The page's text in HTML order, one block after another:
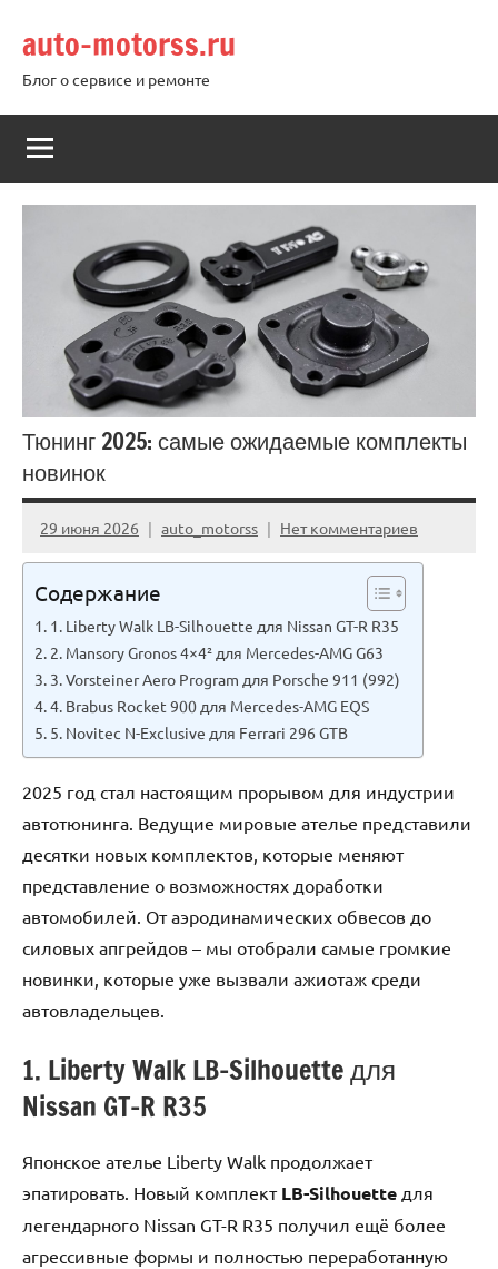
содержимому
auto-motorss.ru
Блог о сервисе и ремонте
Тюнинг 2025: самые ожидаемые комплекты
новинок
29 июня 2026 auto_motorss Нет комментариев
Содержание
1. Liberty Walk LB-Silhouette для Nissan GT-R R35
2. Mansory Gronos 4×4² для Mercedes-AMG G63
3. Vorsteiner Aero Program для Porsche 911 (992)
4. Brabus Rocket 900 для Mercedes-AMG EQS
5. Novitec N-Exclusive для Ferrari 296 GTB
2025 год стал настоящим прорывом для индустрии
автотюнинга. Ведущие мировые ателье представили
десятки новых комплектов, которые меняют
представление о возможностях доработки
автомобилей. От аэродинамических обвесов до
силовых апгрейдов – мы отобрали самые громкие
новинки, которые уже вызвали ажиотаж среди
автовладельцев.
1. Liberty Walk LB-Silhouette для
Nissan GT-R R35
Японское ателье Liberty Walk продолжает
эпатировать. Новый комплект LB-Silhouette для
легендарного Nissan GT-R R35 получил ещё более
агрессивные формы и полностью переработанную